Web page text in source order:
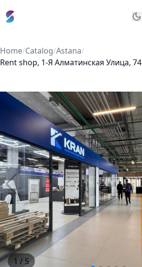
Home/Catalog/Astana/
Rent shop, 1-Я Алматинская Улица, 74
1 / 5